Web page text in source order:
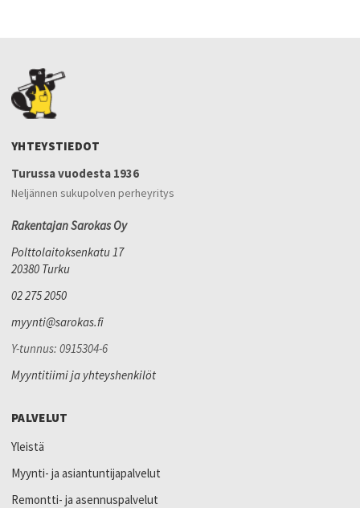
YHTEYSTIEDOT
Turussa vuodesta 1936
Neljännen sukupolven perheyritys
Rakentajan Sarokas Oy
Polttolaitoksenkatu 17
20380 Turku
02 275 2050
myynti@sarokas.fi
Y-tunnus: 0915304-6
Myyntitiimi ja yhteyshenkilöt
PALVELUT
Yleistä
Myynti- ja asiantuntijapalvelut
Remontti- ja asennuspalvelut